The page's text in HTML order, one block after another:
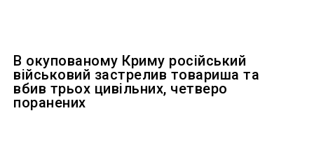
В окупованому Криму російський
військовий застрелив товариша та
вбив трьох цивільних, четверо
поранених